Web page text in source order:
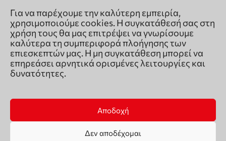
Για να παρέχουμε την καλύτερη εμπειρία,
χρησιμοποιούμε cookies. Η συγκατάθεσή σας στη
χρήση τους θα μας επιτρέψει να γνωρίσουμε
καλύτερα τη συμπεριφορά πλοήγησης των
επιεσκεπτών μας. Η μη συγκατάθεση μπορεί να
επηρεάσει αρνητικά ορισμένες λειτουργίες και
δυνατότητες.
Αποδοχή
Δεν αποδέχομαι